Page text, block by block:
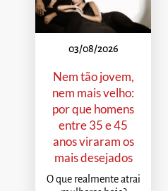
03/08/2026
Nem tão jovem,
nem mais velho:
por que homens
entre 35 e 45
anos viraram os
mais desejados
O que realmente atrai